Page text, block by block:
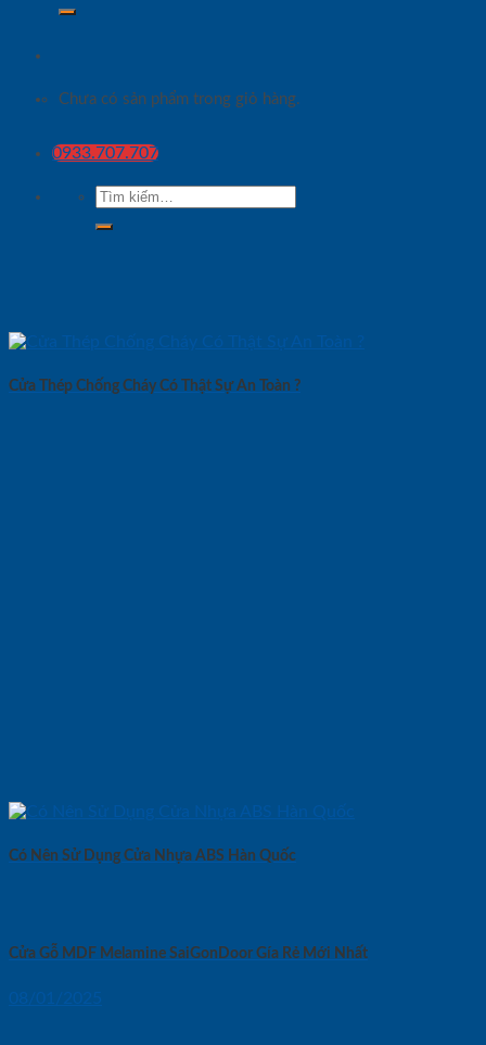
Chưa có sản phẩm trong giỏ hàng.
0933.707.707
Tìm
kiếm:
Cửa Thép Chống Cháy Có Thật Sự An Toàn ?
Có Nên Sử Dụng Cửa Nhựa ABS Hàn Quốc
Cửa Gỗ MDF Melamine SaiGonDoor Gía Rẻ Mới Nhất
08/01/2025